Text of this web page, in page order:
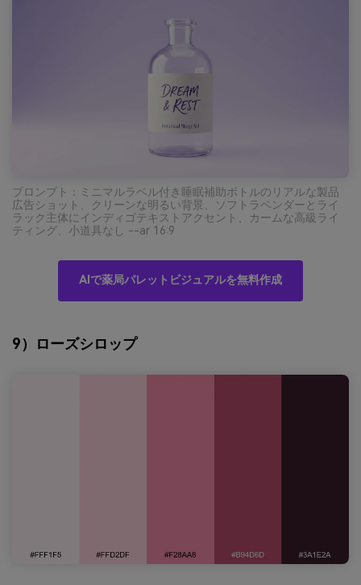
プロンプト：ミニマルラベル付き睡眠補助ボトルのリアルな製品
広告ショット、クリーンな明るい背景、ソフトラベンダーとライ
ラック主体にインディゴテキストアクセント、カームな高級ライ
ティング、小道具なし --ar 16:9
AIで薬局パレットビジュアルを無料作成
9）ローズシロップ